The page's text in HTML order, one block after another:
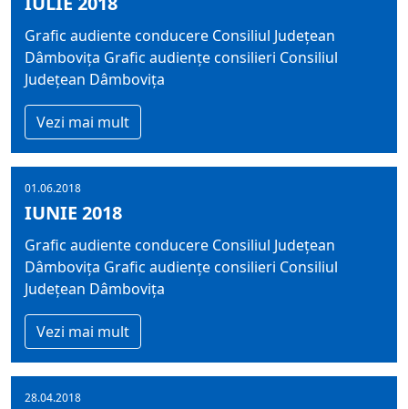
Grafic audiente conducere Consiliul Județean
Dâmbovița Grafic audiențe consilieri Consiliul
Județean Dâmbovița
Vezi mai mult
01.06.2018
IUNIE 2018
Grafic audiente conducere Consiliul Județean
Dâmbovița Grafic audiențe consilieri Consiliul
Județean Dâmbovița
Vezi mai mult
28.04.2018